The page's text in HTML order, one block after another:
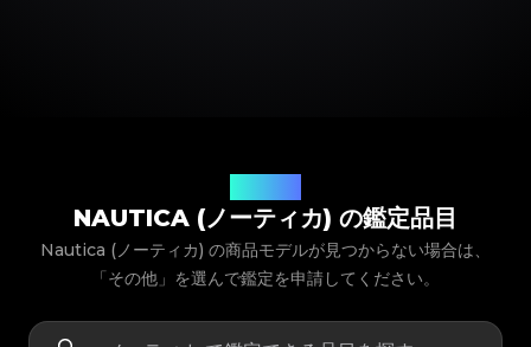
NAUTICA (ノーティカ) の鑑定品目
Nautica (ノーティカ) の商品モデルが見つからない場合は、
「その他」を選んで鑑定を申請してください。